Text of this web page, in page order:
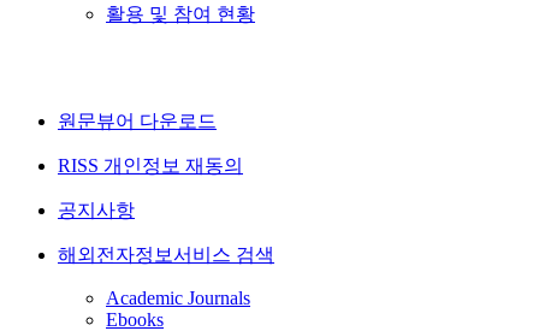
활용 및 참여 현황
원문뷰어 다운로드
RISS 개인정보 재동의
공지사항
해외전자정보서비스 검색
Academic Journals
Ebooks